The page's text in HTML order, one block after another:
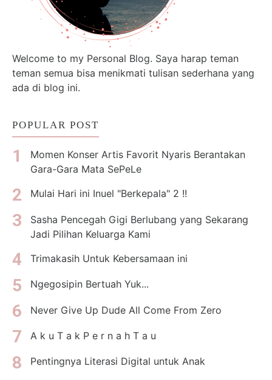
Welcome to my Personal Blog. Saya harap teman
teman semua bisa menikmati tulisan sederhana yang
ada di blog ini.
POPULAR POST
Momen Konser Artis Favorit Nyaris Berantakan
Gara-Gara Mata SePeLe
Mulai Hari ini Inuel "Berkepala" 2 !!
Sasha Pencegah Gigi Berlubang yang Sekarang
Jadi Pilihan Keluarga Kami
Trimakasih Untuk Kebersamaan ini
Ngegosipin Bertuah Yuk...
Never Give Up Dude All Come From Zero
A k u T a k P e r n a h T a u
Pentingnya Literasi Digital untuk Anak